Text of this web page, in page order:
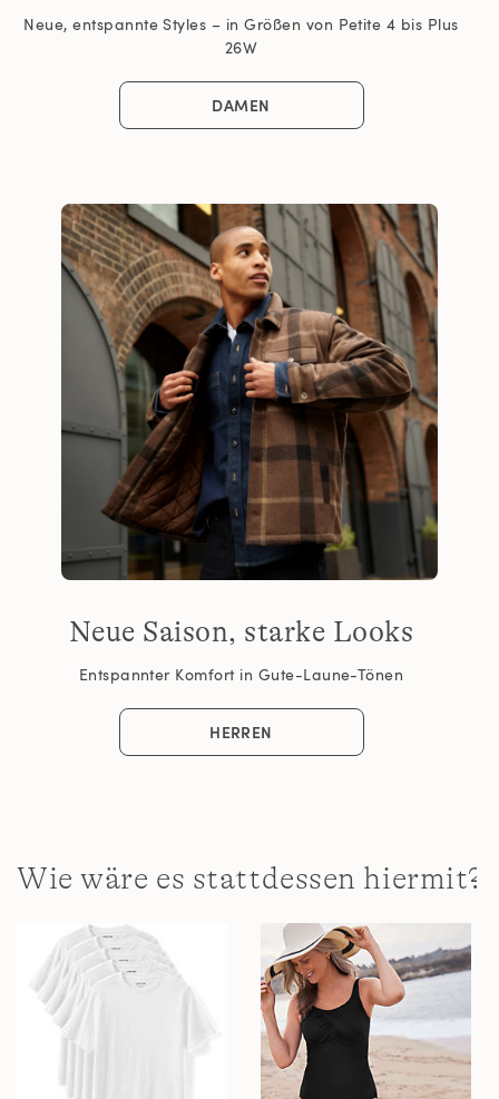
Neue, entspannte Styles – in Größen von Petite 4 bis Plus
26W
DAMEN
Neue Saison, starke Looks
Entspannter Komfort in Gute-Laune-Tönen
HERREN
Wie wäre es stattdessen hiermit?